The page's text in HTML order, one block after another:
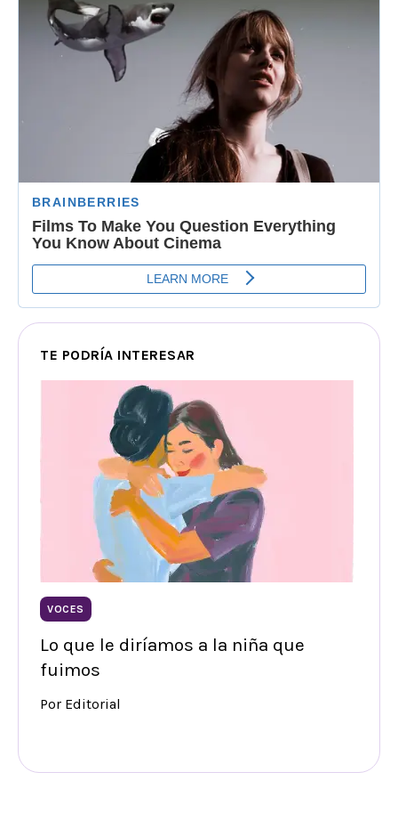
TE PODRÍA INTERESAR
VOCES
Lo que le diríamos a la niña que
fuimos
Por Editorial